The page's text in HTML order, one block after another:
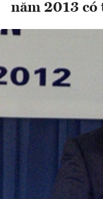
năm 2013 có